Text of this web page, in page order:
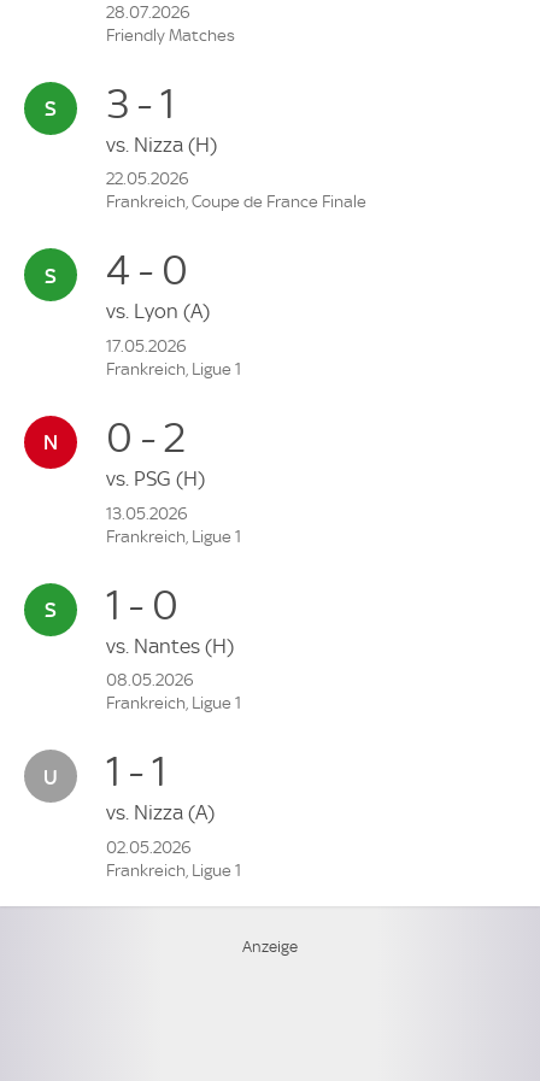
28.07.2026
Friendly Matches
3 - 1
vs. Nizza (H)
22.05.2026
Frankreich, Coupe de France Finale
4 - 0
vs. Lyon (A)
17.05.2026
Frankreich, Ligue 1
0 - 2
vs. PSG (H)
13.05.2026
Frankreich, Ligue 1
1 - 0
vs. Nantes (H)
08.05.2026
Frankreich, Ligue 1
1 - 1
vs. Nizza (A)
02.05.2026
Frankreich, Ligue 1